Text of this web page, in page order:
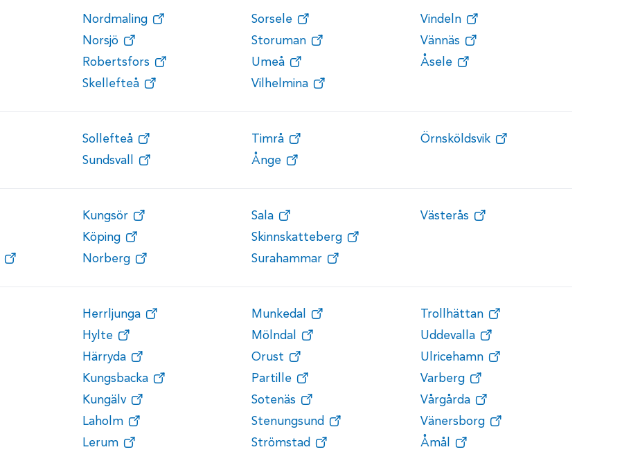
Nordmaling
Norsjö
Robertsfors
Skellefteå
Sorsele
Storuman
Umeå
Vilhelmina
Vindeln
Vännäs
Åsele
Sollefteå
Sundsvall
Timrå
Ånge
Örnsköldsvik
Kungsör
Köping
Norberg
Sala
Skinnskatteberg
Surahammar
Västerås
Herrljunga
Hylte
Härryda
Kungsbacka
Kungälv
Laholm
Lerum
Munkedal
Mölndal
Orust
Partille
Sotenäs
Stenungsund
Strömstad
Trollhättan
Uddevalla
Ulricehamn
Varberg
Vårgårda
Vänersborg
Åmål